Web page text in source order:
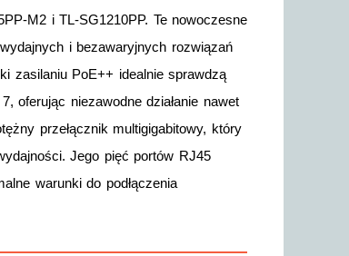
M2 i TL-SG1210PP. Te nowoczesne
i bezawaryjnych rozwiązań
zasilaniu PoE++ idealnie sprawdzą
oferując niezawodne działanie nawet
przełącznik multigigabitowy, który
Jego pięć portów RJ45
warunki do podłączenia